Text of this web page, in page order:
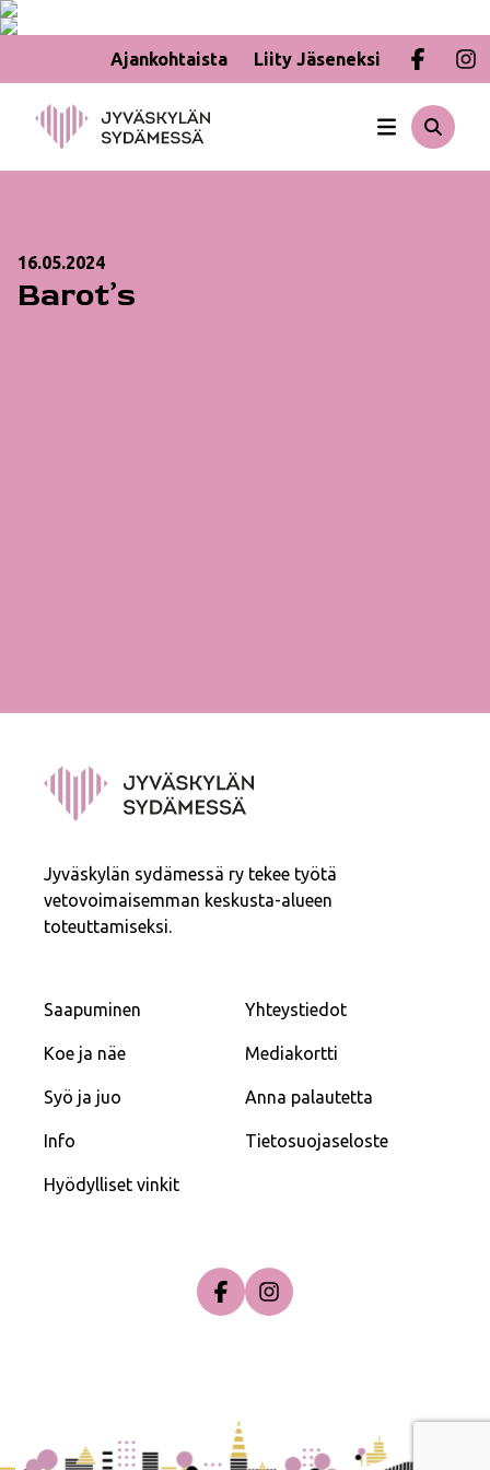
Ajankohtaista
Liity Jäseneksi
sisältöön
16.05.2024
Barot’s
Jyväskylän sydämessä ry tekee työtä
vetovoimaisemman keskusta-alueen
toteuttamiseksi.
Saapuminen
Koe ja näe
Syö ja juo
Info
Hyödylliset vinkit
Yhteystiedot
Mediakortti
Anna palautetta
Tietosuojaseloste